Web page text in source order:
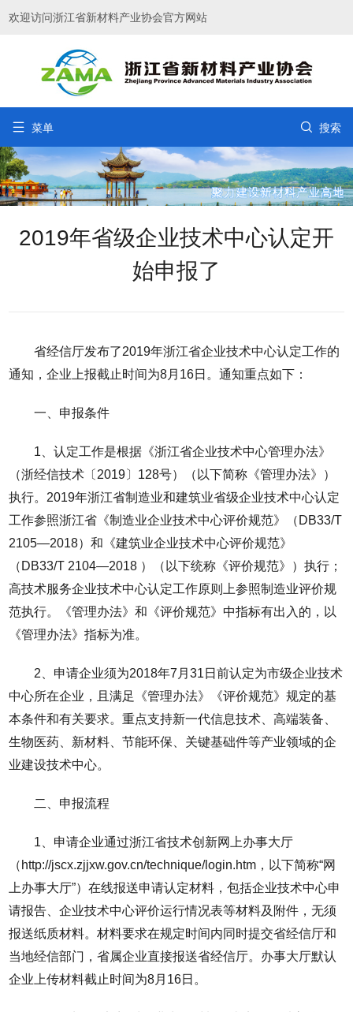
欢迎访问浙江省新材料产业协会官方网站
 菜单  搜索
2019年省级企业技术中心认定开
始申报了
省经信厅发布了2019年浙江省企业技术中心认定工作的
通知，企业上报截止时间为8月16日。通知重点如下：
一、申报条件
1、认定工作是根据《浙江省企业技术中心管理办法》
（浙经信技术〔2019〕128号）（以下简称《管理办法》）
执行。2019年浙江省制造业和建筑业省级企业技术中心认定
工作参照浙江省《制造业企业技术中心评价规范》（DB33/T
2105—2018）和《建筑业企业技术中心评价规范》
（DB33/T 2104—2018 ）（以下统称《评价规范》）执行；
高技术服务企业技术中心认定工作原则上参照制造业评价规
范执行。《管理办法》和《评价规范》中指标有出入的，以
《管理办法》指标为准。
2、申请企业须为2018年7月31日前认定为市级企业技术
中心所在企业，且满足《管理办法》《评价规范》规定的基
本条件和有关要求。重点支持新一代信息技术、高端装备、
生物医药、新材料、节能环保、关键基础件等产业领域的企
业建设技术中心。
二、申报流程
1、申请企业通过浙江省技术创新网上办事大厅
（http://jscx.zjjxw.gov.cn/technique/login.htm，以下简称“网
上办事大厅”）在线报送申请认定材料，包括企业技术中心申
请报告、企业技术中心评价运行情况表等材料及附件，无须
报送纸质材料。材料要求在规定时间内同时提交省经信厅和
当地经信部门，省属企业直接报送省经信厅。办事大厅默认
企业上传材料截止时间为8月16日。